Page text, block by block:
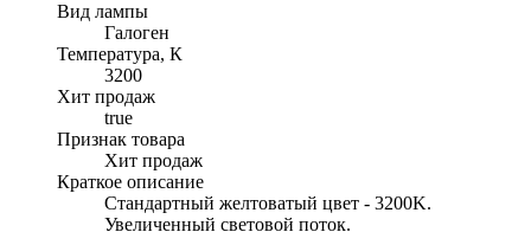
Вид лампы
Галоген
Температура, К
3200
Хит продаж
true
Признак товара
Хит продаж
Краткое описание
Стандартный желтоватый цвет - 3200K.
Увеличенный световой поток.